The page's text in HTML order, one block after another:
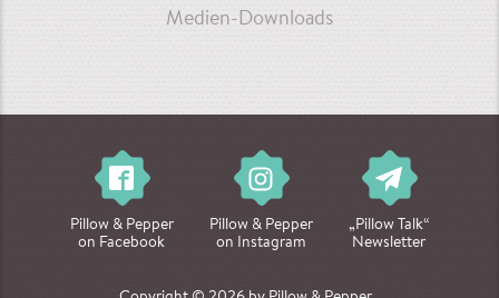
Medien-Downloads
Pillow & Pepper
on Facebook
Pillow & Pepper
on Instagram
„Pillow Talk“
Newsletter